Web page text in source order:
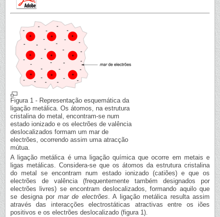
Figura 1 - Representação esquemática da
ligação metálica. Os átomos, na estrutura
cristalina do metal, encontram-se num
estado ionizado e os electrões de valência
deslocalizados formam um mar de
electrões, ocorrendo assim uma atracção
mútua.
A ligação metálica é uma ligação química que ocorre em metais e
ligas metálicas. Considera-se que os átomos da estrutura cristalina
do metal se encontram num estado ionizado (catiões) e que os
electrões de valência (frequentemente também designados por
electrões livres) se encontram deslocalizados, formando aquilo que
se designa por mar de electrões. A ligação metálica resulta assim
através das interacções electrostáticas atractivas entre os iões
positivos e os electrões deslocalizado (figura 1).